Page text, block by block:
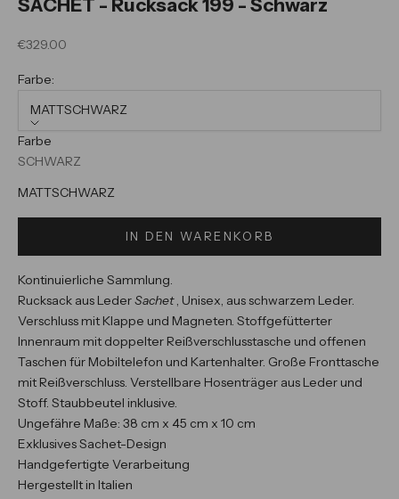
SACHET - Rucksack 199 - Schwarz
Angebot
€329.00
Farbe:
MATTSCHWARZ
Farbe
SCHWARZ
MATTSCHWARZ
IN DEN WARENKORB
Kontinuierliche Sammlung.
Rucksack aus LederSachet, Unisex, aus schwarzem Leder.
Verschluss mit Klappe und Magneten. Stoffgefütterter
Innenraum mit doppelter Reißverschlusstasche und offenen
Taschen für Mobiltelefon und Kartenhalter. Große Fronttasche
mit Reißverschluss. Verstellbare Hosenträger aus Leder und
Stoff. Staubbeutel inklusive.
Ungefähre Maße: 38 cm x 45 cm x 10 cm
Exklusives Sachet-Design
Handgefertigte Verarbeitung
Hergestellt in Italien